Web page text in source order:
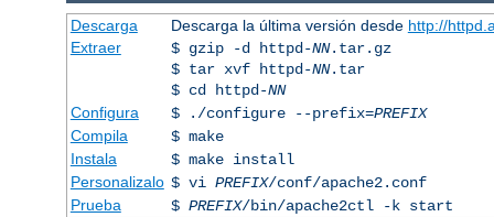
Descarga Descarga la última versión desde http://
Extraer
$ gzip -d httpd-NN.tar.gz
$ tar xvf httpd-NN.tar
$ cd httpd-NN
Configura
$ ./configure --prefix=PREFIX
Compila
$ make
Instala
$ make install
Personalizalo $ vi PREFIX/conf/apache2.conf
Prueba
$ PREFIX/bin/apache2ctl -k start